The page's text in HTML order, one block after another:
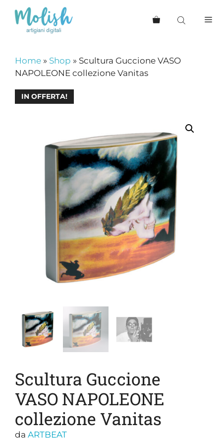
contenuto
Home » Shop » Scultura Guccione VASO
NAPOLEONE collezione Vanitas
IN OFFERTA!
Scultura Guccione
VASO NAPOLEONE
collezione Vanitas
da ARTBEAT